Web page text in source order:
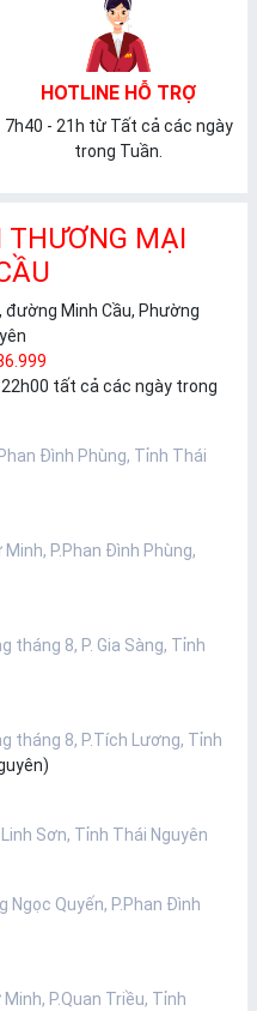
HOTLINE HỖ TRỢ
7h40 - 21h từ Tất cả các ngày
trong Tuần.
THƯƠNG MẠI
đường Minh Cầu, Phường
tất cả các ngày trong
Đình Phùng, Tỉnh Thái
P.Phan Đình Phùng,
tháng 8, P. Gia Sàng, Tỉnh
tháng 8, P.Tích Lương, Tỉnh
Sơn, Tỉnh Thái Nguyên
Ngọc Quyến, P.Phan Đình
P.Quan Triều, Tỉnh